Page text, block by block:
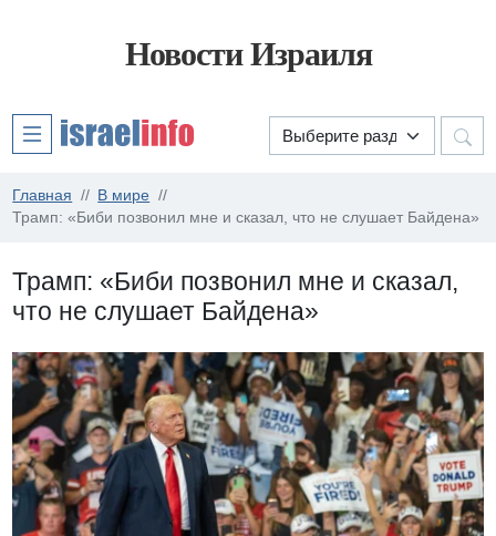
Новости Израиля
Главная
В мире
Трамп: «Биби позвонил мне и сказал, что не слушает Байдена»
Трамп: «Биби позвонил мне и сказал,
что не слушает Байдена»